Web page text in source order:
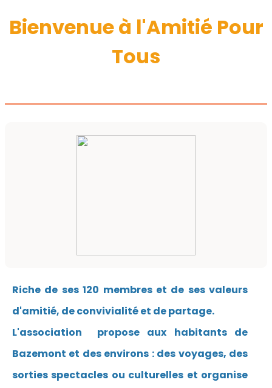
Bienvenue à l'Amitié Pour
Tous
Riche de ses 120 membres et de ses valeurs
d'amitié, de convivialité et de partage.
L'association propose aux habitants de
Bazemont et des environs : des voyages, des
sorties spectacles ou culturelles et organise